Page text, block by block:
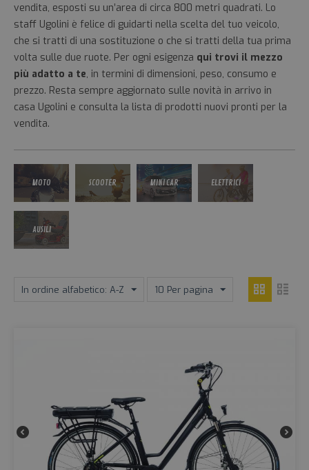
vendita, esposti su un’area di circa 800 metri quadrati. Lo
staff Ugolini è felice di guidarti nella scelta del tuo veicolo,
che si tratti di una sostituzione o che si tratti della tua prima
volta sulle due ruote. Per ogni esigenza qui trovi il mezzo
più adatto a te, in termini di dimensioni, peso, consumo e
prezzo. Resta sempre aggiornato sulle novità in arrivo in
casa Ugolini e consulta la lista di prodotti nuovi pronti per la
vendita.
MOTO SCOOTER MINI CAR ELETTRICI
AUSILI
In ordine alfabetico: A-Z 10 Per pagina